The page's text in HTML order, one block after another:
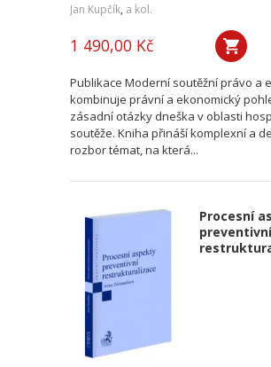
Jan Kupčík, a kol.
1 490,00 Kč
Publikace Moderní soutěžní právo a
kombinuje právní a ekonomický
zásadní otázky dneška v oblasti
soutěže. Kniha přináší komplexní a
rozbor témat, na která...
Procesní
preventivní